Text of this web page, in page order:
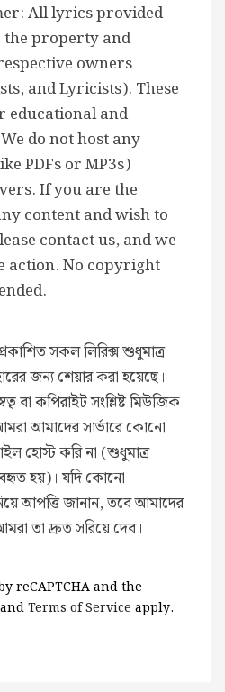
All lyrics provided
the property and
owners
and Lyricists). These
educational and
do not host any
PDFs or MP3s)
If you are the
content and wish to
contact us, and we
action. No copyright
সকল লিরিক্স শুধুমাত্র
জন্য শেয়ার করা হয়েছে।
বা কপিরাইট সংশ্লিষ্ট মিউজিক
আমাদের সার্ভারে কোনো
হোস্ট করি না (শুধুমাত্র
হয়)। যদি কোনো
আপত্তি জানান, তবে আমাদের
তা দ্রুত সরিয়ে দেব।
reCAPTCHA and the
andTerms of Service apply.